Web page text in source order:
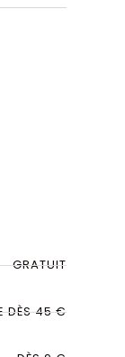
GRATUIT
DÈS 45 €